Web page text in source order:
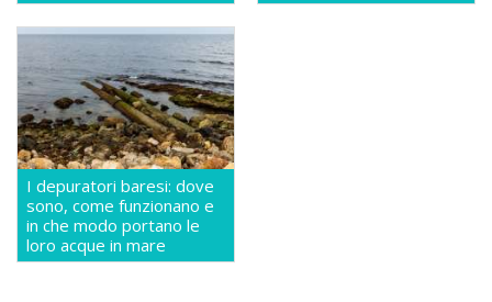
I depuratori baresi: dove
sono, come funzionano e
in che modo portano le
loro acque in mare